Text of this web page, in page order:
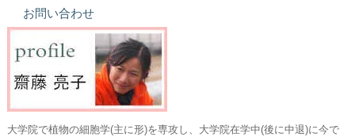
お問い合わせ
大学院で植物の細胞学(主に形)を専攻し、大学院在学中(後に中退)に今で